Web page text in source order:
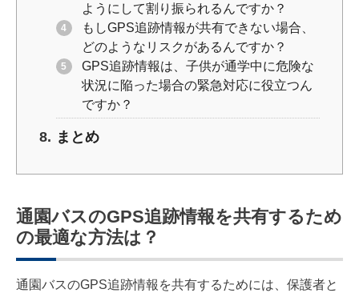
ようにして割り振られるんですか？
もしGPS追跡情報が共有できない場合、
どのようなリスクがあるんですか？
GPS追跡情報は、子供が通学中に危険な
状況に陥った場合の緊急対応に役立つん
ですか？
まとめ
通園バスのGPS追跡情報を共有するため
の最適な方法は？
通園バスのGPS追跡情報を共有するためには、保護者と